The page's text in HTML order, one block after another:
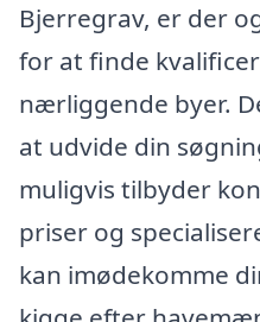
Bjerregrav, er der
for at finde
nærliggende byer.
at udvide din
muligvis tilbyder
priser og
kan imødekomme